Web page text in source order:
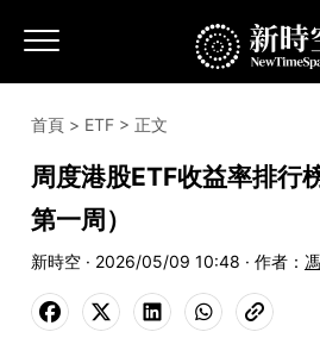
首頁 > ETF > 正文
周度港股ETF收益率排行
第一周）
新時空 · 2026/05/09 10:48 · 作者：